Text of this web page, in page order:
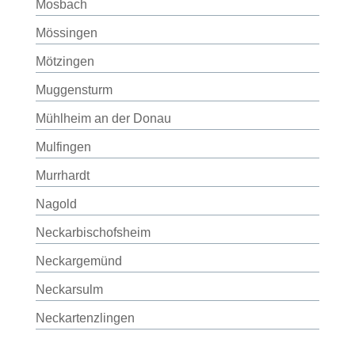
Mosbach
Mössingen
Mötzingen
Muggensturm
Mühlheim an der Donau
Mulfingen
Murrhardt
Nagold
Neckarbischofsheim
Neckargemünd
Neckarsulm
Neckartenzlingen